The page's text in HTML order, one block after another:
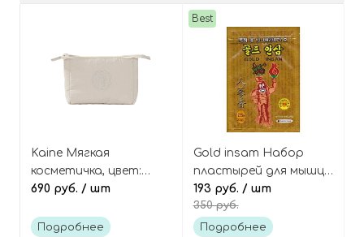
Kaine Мягкая
косметичка, цвет:
бежевый
690 руб. / шт
Подробнее
Best
Gold insam Набор
пластырей для мышц
и суставов, 25 штук
193 руб. / шт
350 руб.
Подробнее